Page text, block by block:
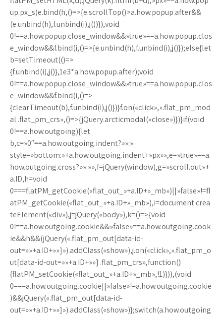
up.px_s)e.bind(h,()=>{e.scrollTop()>a.how.popup.after&&
(e.unbind(h),f.unbind(i),j())}),void
0!==a.how.popup.close_window&&»true»==a.how.popup.clos
e_window&&f.bind(i,()=>{e.unbind(h),f.unbind(i),j()});else{let
b=setTimeout(()=>
{f.unbind(i),j()},1e3*a.how.popup.after);void
0!==a.how.popup.close_window&&»true»==a.how.popup.clos
e_window&&f.bind(i,()=>
{clearTimeout(b),f.unbind(i),j()})}f.on(«click»,».flat_pm_mod
al .flat_pm_crs»,()=>{jQuery.arcticmodal(«close»)})}if(void
0!==a.how.outgoing){let
b,c=»0″==a.how.outgoing.indent?»»:»
style=»bottom:»+a.how.outgoing.indent+»px»»,e=»true»==a.
how.outgoing.cross?»»:»»,f=jQuery(window),g=»scroll.out»+
a.ID,h=void
0===flatPM_getCookie(«flat_out_»+a.ID+»_mb»)||»false»!=fl
atPM_getCookie(«flat_out_»+a.ID+»_mb»),i=document.crea
teElement(«div»),j=jQuery(«body»),k=()=>{void
0!==a.how.outgoing.cookie&&»false»==a.how.outgoing.cook
ie&&h&&(jQuery(«.flat_pm_out[data-id-
out=»»+a.ID+»»]»).addClass(«show»),j.on(«click»,».flat_pm_o
ut[data-id-out=»»+a.ID+»»] .flat_pm_crs»,function()
{flatPM_setCookie(«flat_out_»+a.ID+»_mb»,!1)})),(void
0===a.how.outgoing.cookie||»false»!=a.how.outgoing.cookie
)&&jQuery(«.flat_pm_out[data-id-
out=»»+a.ID+»»]»).addClass(«show»)};switch(a.how.outgoing